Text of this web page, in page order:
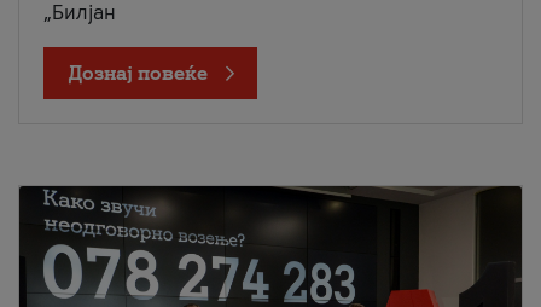
„Билјан
Дознај повеќе